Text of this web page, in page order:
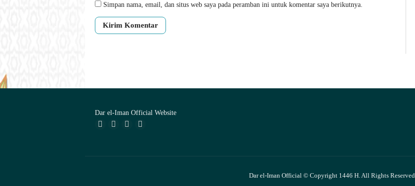
Simpan nama, email, dan situs web saya pada peramban ini untuk komentar saya berikutnya.
Dar el-Iman Official Website
Dar el-Iman Official © Copyright 1446 H. All Rights Reserved